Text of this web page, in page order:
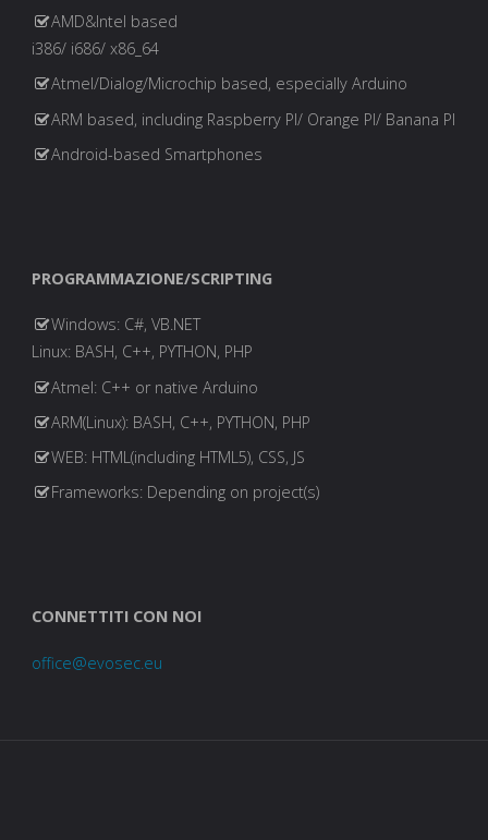
AMD&Intel based
i386/ i686/ x86_64
Atmel/Dialog/Microchip based, especially Arduino
ARM based, including Raspberry PI/ Orange PI/ Banana PI
Android-based Smartphones
PROGRAMMAZIONE/SCRIPTING
Windows: C#, VB.NET
Linux: BASH, C++, PYTHON, PHP
Atmel: C++ or native Arduino
ARM(Linux): BASH, C++, PYTHON, PHP
WEB: HTML(including HTML5), CSS, JS
Frameworks: Depending on project(s)
CONNETTITI CON NOI
office@evosec.eu